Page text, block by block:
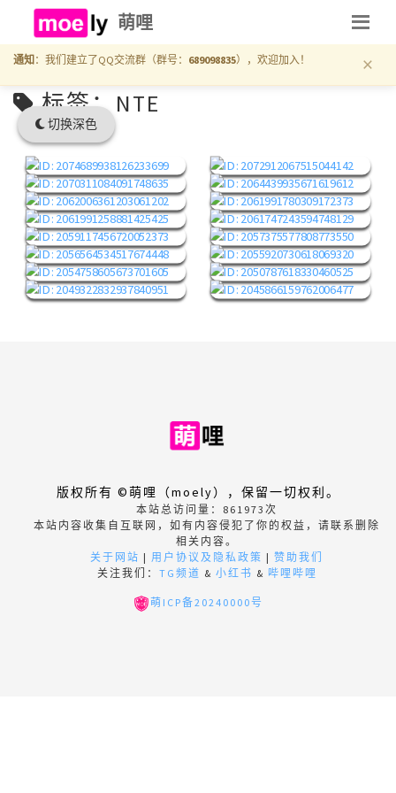
切换深色
萌哩
通知 ：我们建立了QQ交流群（群号： 689098835），欢迎加入！ ×
标签：NTE
版权所有 ©萌哩（moely），保留一切权利。
本站总访问量： 861973 次
本站内容收集自互联网，如有内容侵犯了你的权益，请联系删除
相关内容。
关于网站 | 用户协议及隐私政策 | 赞助我们
关注我们： TG频道 & 小红书 & 哔哩哔哩
萌ICP备20240000号